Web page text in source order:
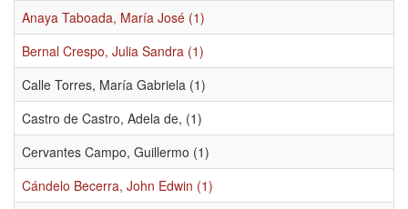
Anaya Taboada, María José (1)
Bernal Crespo, Julia Sandra (1)
Calle Torres, María Gabriela (1)
Castro de Castro, Adela de, (1)
Cervantes Campo, Guillermo (1)
Cándelo Becerra, John Edwin (1)